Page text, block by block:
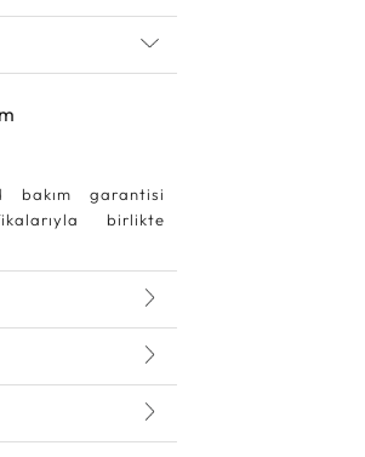
bakım garantisi
birlikte